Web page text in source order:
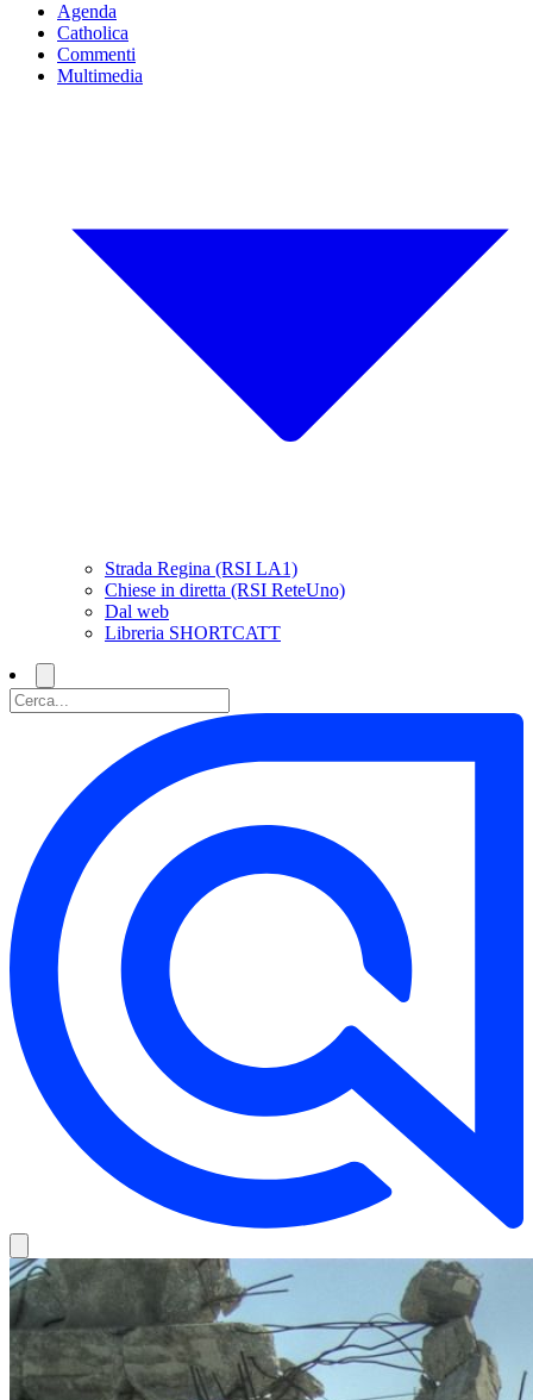
Agenda
Catholica
Commenti
Multimedia
Strada Regina (RSI LA1)
Chiese in diretta (RSI ReteUno)
Dal web
Libreria SHORTCATT